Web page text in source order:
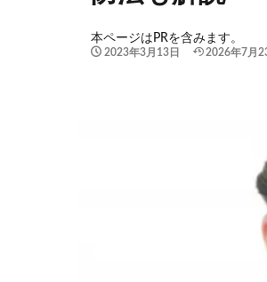
本ページはPRを含みます。
2023年3月13日 2026年7月